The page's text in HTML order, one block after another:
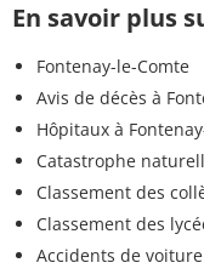
En savoir plus
Fontenay-le-Comte
Avis de décès à
Hôpitaux à
Catastrophe
Classement des
Classement des
Accidents de